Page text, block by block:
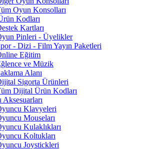
Oyun Konsolları
Kodları
Kartları
Pinleri - Üyelikler
- Dizi - Film Yayın Paketleri
Eğitim
ve Müzik
Alanı
Sigorta Ürünleri
Dijital Ürün Kodları
Klavyeleri
Mouseları
Kulaklıkları
Koltukları
Joystickleri